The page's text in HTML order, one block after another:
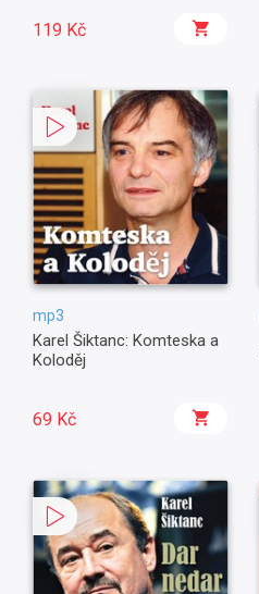
119 Kč
mp3
Karel Šiktanc: Komteska a
Koloděj
69 Kč